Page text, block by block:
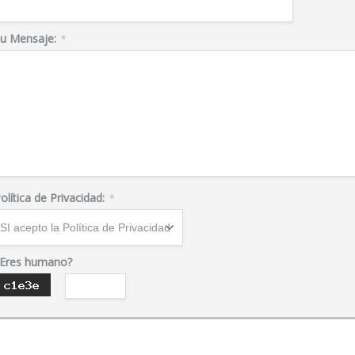
Mensaje: *
de Privacidad: *
humano?